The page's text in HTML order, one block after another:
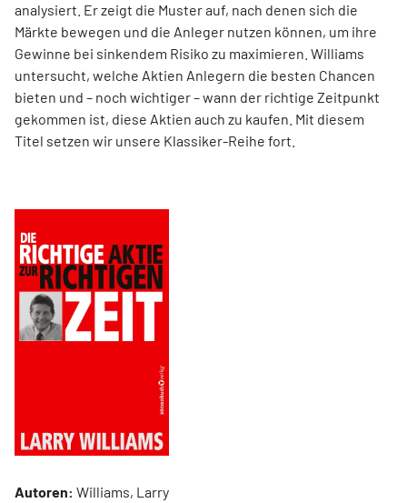
analysiert. Er zeigt die Muster auf, nach denen sich die
Märkte bewegen und die Anleger nutzen können, um ihre
Gewinne bei sinkendem Risiko zu maximieren. Williams
untersucht, welche Aktien Anlegern die besten Chancen
bieten und – noch wichtiger – wann der richtige Zeitpunkt
gekommen ist, diese Aktien auch zu kaufen. Mit diesem
Titel setzen wir unsere Klassiker-Reihe fort.
Autoren: Williams, Larry